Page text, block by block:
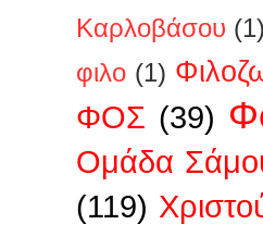
Καρλοβάσου (1)
φιλο (1)
ΦΟΣ (39)
Ομάδα
(119)